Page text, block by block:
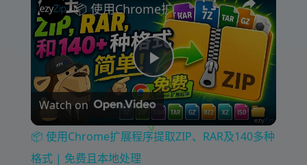
P
l
📦 使用Chrome扩展程序提取ZIP、RAR及140多种格式 | 免费且本地处理
Watch on
📦 使用Chrome扩展程序提取ZIP、RAR及140多种
格式 | 免费且本地处理